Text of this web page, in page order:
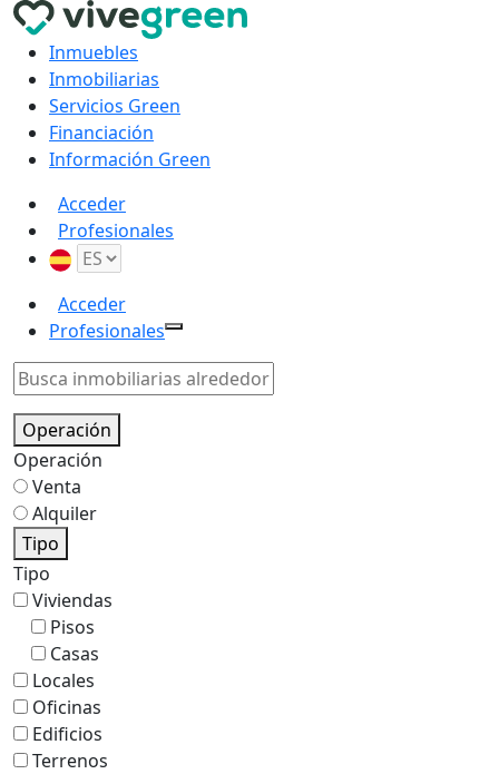
Inmuebles
Inmobiliarias
Servicios Green
Financiación
Información Green
Acceder
Profesionales
Acceder
Profesionales
Operación
Operación
Venta
Alquiler
Tipo
Tipo
Viviendas
Pisos
Casas
Locales
Oficinas
Edificios
Terrenos